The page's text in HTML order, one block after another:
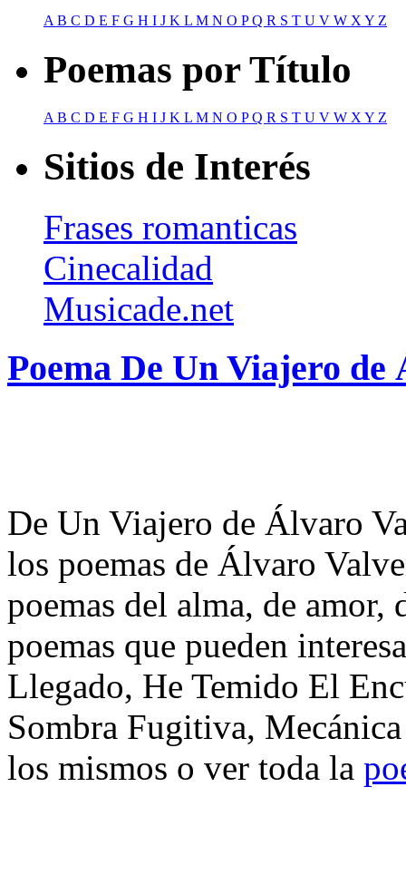
AB C D E F G H I J K L M N O PQ R S T U V W XY Z
Poemas por Título
A B C D E F G H I J K L M N O PQ R S T U V W X Y Z
Sitios de Interés
Frases romanticas
Cinecalidad
Musicade.net
Poema De Un Viajero de
De Un Viajero de Álvaro
los poemas de Álvaro
poemas del alma, de
poemas que pueden
Llegado, He Temido El
Sombra Fugitiva,
los mismos o ver toda la